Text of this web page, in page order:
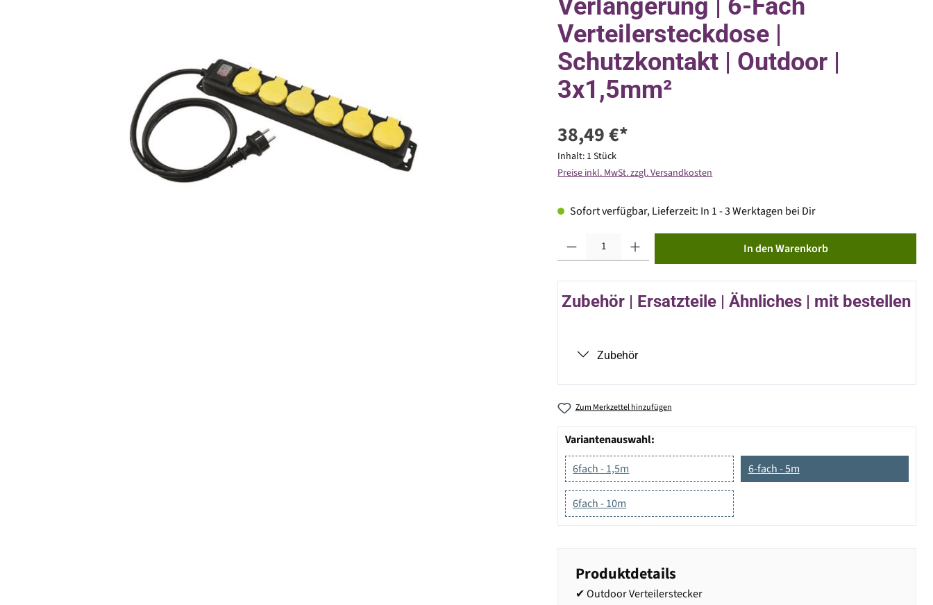
Verlängerung | 6-Fach
Verteilersteckdose |
Schutzkontakt | Outdoor |
3x1,5mm²
38,49 €*
Inhalt: 1 Stück
Preise inkl. MwSt. zzgl. Versandkosten
Sofort verfügbar, Lieferzeit: In 1 - 3 Werktagen bei Dir
In den Warenkorb
Zubehör | Ersatzteile | Ähnliches | mit bestellen
Zubehör
Zum Merkzettel hinzufügen
Variantenauswahl:
6fach - 1,5m
6-fach - 5m
6fach - 10m
Produktdetails
✔ Outdoor Verteilerstecker